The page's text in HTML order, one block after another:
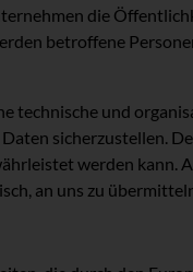
die
betroffene
technische und
sicherzustellen.
werden kann.
an uns zu